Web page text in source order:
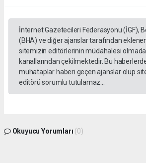
İnternet Gazetecileri Federasyonu (İGF),
(BHA) ve diğer ajanslar tarafından
sitemizin editörlerinin müdahalesi
kanallarından çekilmektedir. Bu
muhataplar haberi geçen ajanslar olup
editörü sorumlu tutulamaz...
Okuyucu Yorumları (0)